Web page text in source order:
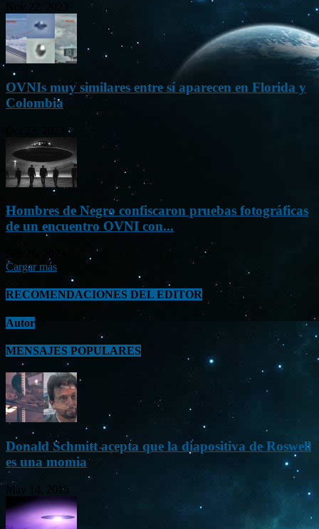
Nov 22, 2023
OVNIs muy similares entre sí aparecen en Florida y
Colombia
Hombres de Negro confiscaron pruebas fotográficas
de un encuentro OVNI con...
Cargar más
RECOMENDACIONES DEL EDITOR
Autor
MENSAJES POPULARES
Donald Schmitt acepta que la diapositiva de Roswell
es una momia
May 14, 2015